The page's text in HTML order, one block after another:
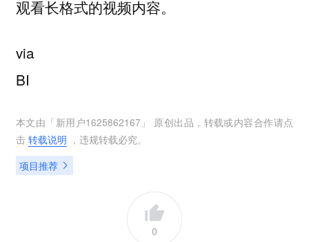
观看长格式的视频内容。
via
BI
本文由「 新用户1625862167 」 原创出品，转载或内容合作请点
击 转载说明 ，违规转载必究。
项目推荐
0